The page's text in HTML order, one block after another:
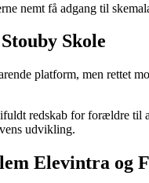
nemt få adgang til
Skole
platform, men rettet
redskab for forældre til
udvikling.
Elevintra og